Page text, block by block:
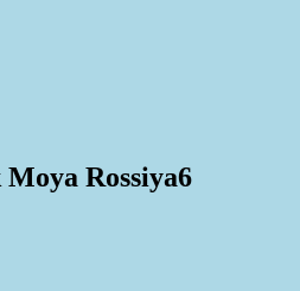
Rossiya6